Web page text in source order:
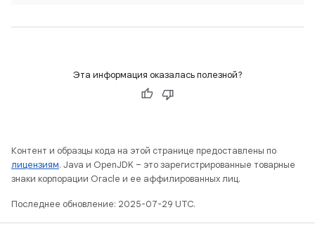
Эта информация оказалась полезной?
Контент и образцы кода на этой странице предоставлены по
лицензиям. Java и OpenJDK – это зарегистрированные товарные
знаки корпорации Oracle и ее аффилированных лиц.
Последнее обновление: 2025-07-29 UTC.